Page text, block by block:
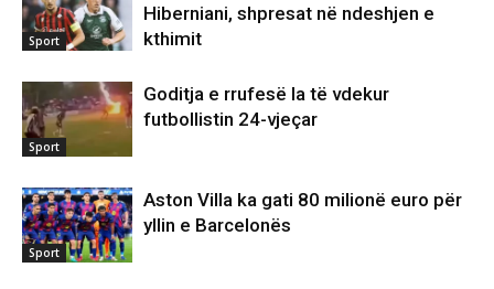
Sport
Hiberniani, shpresat në ndeshjen e
kthimit
Sport
Goditja e rrufesë la të vdekur
futbollistin 24-vjeçar
Sport
Aston Villa ka gati 80 milionë euro për
yllin e Barcelonës